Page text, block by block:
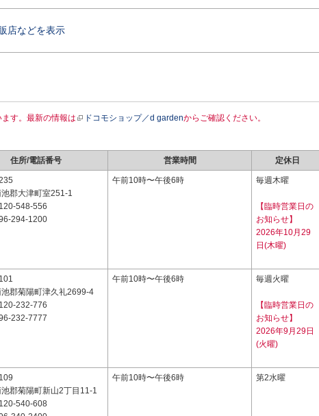
店などを表示
す。最新の情報は ドコモショップ／d gardenからご確認ください。
住所/電話番号 営業時間 定休日
郡大津町室251-1
548-556
294-1200
午前10時〜午後6時 毎週木曜
【臨時営業日の
お知らせ】
2026年10月29
日(木曜)
郡菊陽町津久礼2699-4
232-776
232-7777
午前10時〜午後6時 毎週火曜
【臨時営業日の
お知らせ】
2026年9月29日
(火曜)
郡菊陽町新山2丁目11-1
540-608
午前10時〜午後6時 第2水曜